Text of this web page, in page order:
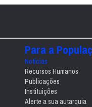
Para a
Notícias
Recursos Humanos
Publicações
Instituições
Alerte a sua autarquia